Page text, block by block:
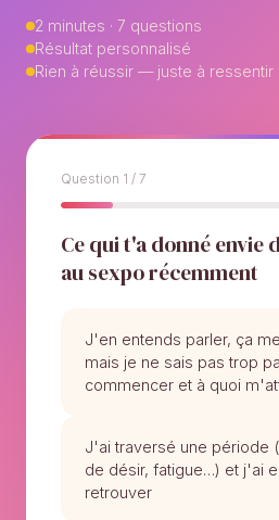
2 minutes · 7 questions
Résultat personnalisé
Rien à réussir — juste à ressentir
Question 1 / 7
Ce qui t'a donné envie
au sexpo récemment
J'en entends parler, ça
mais je ne sais pas trop
commencer et à quoi
J'ai traversé une période
de désir, fatigue…) et j'ai
retrouver